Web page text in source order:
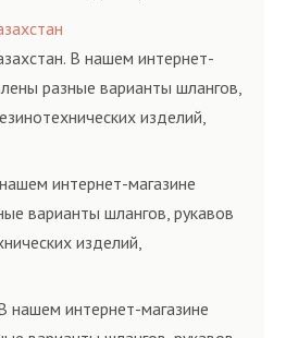
техническим условиям
В нашем интернет-
разные варианты шлангов,
изделий,
техническим условиям
интернет-магазине
варианты шлангов, рукавов
изделий,
техническим условиям
нашем интернет-магазине